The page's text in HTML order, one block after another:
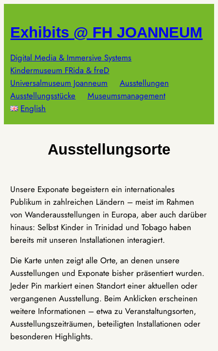
springen
Exhibits @ FH JOANNEUM
Digital Media & Immersive Systems
Kindermuseum FRida & freD
Universalmuseum Joanneum
Ausstellungen
Ausstellungsstücke
Museumsmanagement
English
Ausstellungsorte
Unsere Exponate begeistern ein internationales
Publikum in zahlreichen Ländern – meist im Rahmen
von Wanderausstellungen in Europa, aber auch darüber
hinaus: Selbst Kinder in Trinidad und Tobago haben
bereits mit unseren Installationen interagiert.
Die Karte unten zeigt alle Orte, an denen unsere
Ausstellungen und Exponate bisher präsentiert wurden.
Jeder Pin markiert einen Standort einer aktuellen oder
vergangenen Ausstellung. Beim Anklicken erscheinen
weitere Informationen – etwa zu Veranstaltungsorten,
Ausstellungszeiträumen, beteiligten Installationen oder
besonderen Highlights.